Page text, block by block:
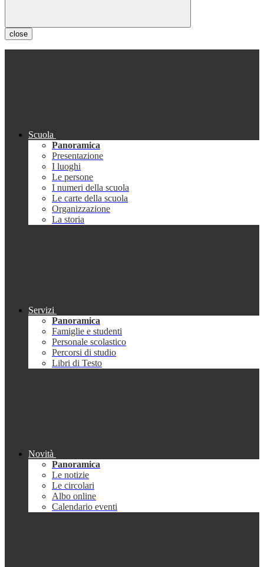
close
Scuola
Panoramica
Presentazione
I luoghi
Le persone
I numeri della scuola
Le carte della scuola
Organizzazione
La storia
Servizi
Panoramica
Famiglie e studenti
Personale scolastico
Percorsi di studio
Libri di Testo
Novità
Panoramica
Le notizie
Le circolari
Albo online
Calendario eventi